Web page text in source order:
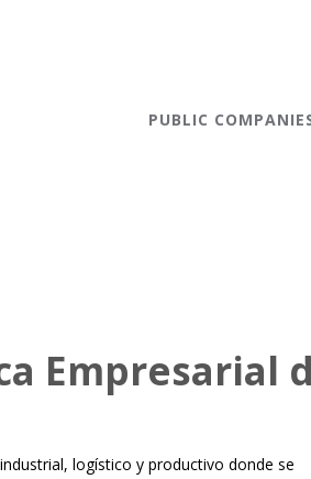
PUBLIC
Empresarial
logístico y productivo donde se